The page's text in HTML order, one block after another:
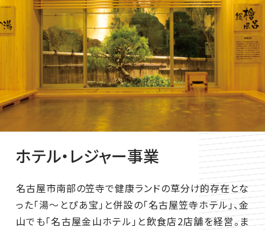
ホテル・レジャー事業
名古屋市南部の笠寺で健康ランドの草分け的存在とな
った「湯～とぴあ宝」と併設の「名古屋笠寺ホテル」、金
山でも「名古屋金山ホテル」と飲食店2店舗を経営。ま